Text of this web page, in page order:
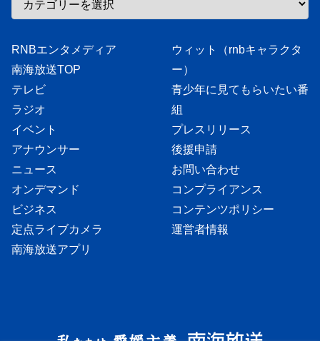
RNBエンタメディア
南海放送TOP
テレビ
ラジオ
イベント
アナウンサー
ニュース
オンデマンド
ビジネス
定点ライブカメラ
南海放送アプリ
ウィット（rnbキャラクタ
ー）
青少年に見てもらいたい番
組
プレスリリース
後援申請
お問い合わせ
コンプライアンス
コンテンツポリシー
運営者情報